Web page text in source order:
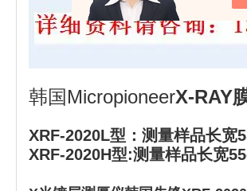
韩国MicropioneerX-RAY
XRF-2020L型：测量样品长
XRF-2020H型:测量样品长宽